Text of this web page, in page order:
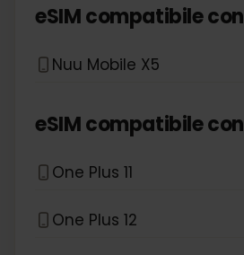
eSIM compatibile con
Nuu Mobile X5
eSIM compatibile con
One Plus 11
One Plus 12